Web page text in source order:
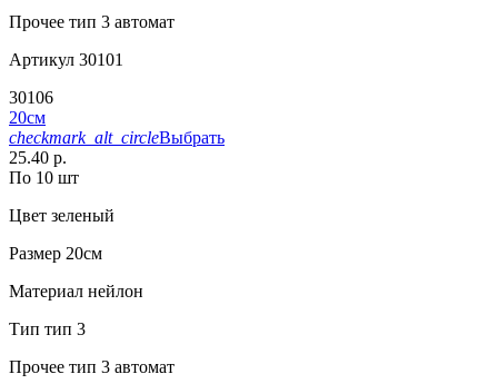
Прочее тип 3 автомат
Артикул 30101
30106
20см
checkmark_alt_circleВыбрать
25.40 р.
По 10 шт
Цвет зеленый
Размер 20см
Материал нейлон
Тип тип 3
Прочее тип 3 автомат